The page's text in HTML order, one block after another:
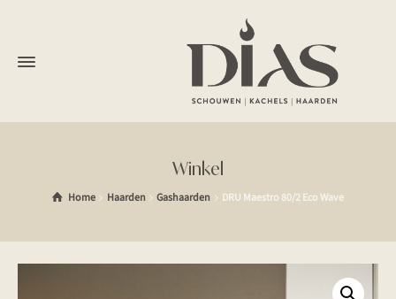
Winkel
Home Haarden Gashaarden DRU Maestro 80/2 Eco Wave